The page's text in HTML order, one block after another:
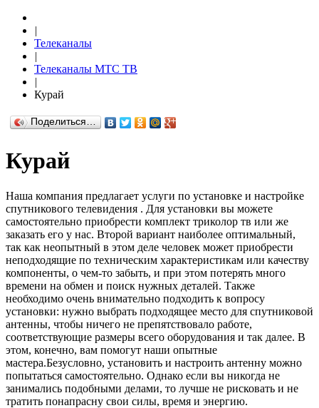
|
Телеканалы
|
Телеканалы МТС ТВ
|
Курай
Поделиться…
Курай
Наша компания предлагает услуги по установке и настройке
спутникового телевидения . Для установки вы можете
самостоятельно приобрести комплект триколор тв или же
заказать его у нас. Второй вариант наиболее оптимальный,
так как неопытный в этом деле человек может приобрести
неподходящие по техническим характеристикам или качеству
компоненты, о чем-то забыть, и при этом потерять много
времени на обмен и поиск нужных деталей. Также
необходимо очень внимательно подходить к вопросу
установки: нужно выбрать подходящее место для спутниковой
антенны, чтобы ничего не препятствовало работе,
соответствующие размеры всего оборудования и так далее. В
этом, конечно, вам помогут наши опытные
мастера.Безусловно, установить и настроить антенну можно
попытаться самостоятельно. Однако если вы никогда не
занимались подобными делами, то лучше не рисковать и не
тратить понапрасну свои силы, время и энергию.